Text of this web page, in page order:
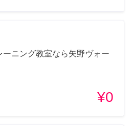
ニング教室なら矢野ヴォー
¥0